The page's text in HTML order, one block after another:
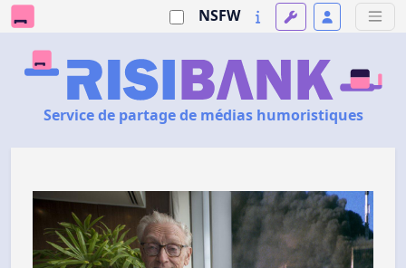
NSFW
Service de partage de médias humoristiques